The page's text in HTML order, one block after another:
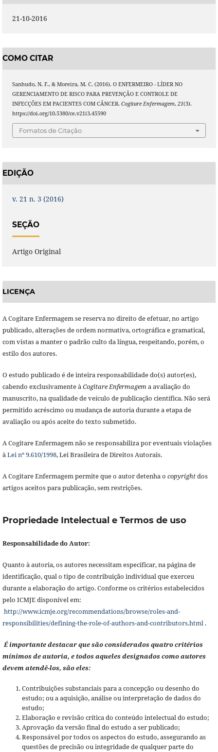
21-10-2016
COMO CITAR
Sanhudo, N. F., & Moreira, M. C. (2016). O ENFERMEIRO - LÍDER NO
GERENCIAMENTO DE RISCO PARA PREVENÇÃO E CONTROLE DE
INFECÇÕES EM PACIENTES COM CÂNCER. Cogitare Enfermagem, 21(3).
https://doi.org/10.5380/ce.v21i3.45590
Fomatos de Citação
EDIÇÃO
v. 21 n. 3 (2016)
SEÇÃO
Artigo Original
LICENÇA
A Cogitare Enfermagem se reserva no direito de efetuar, no artigo
publicado, alterações de ordem normativa, ortográfica e gramatical,
com vistas a manter o padrão culto da língua, respeitando, porém, o
estilo dos autores.
O estudo publicado é de inteira responsabilidade do(s) autor(es),
cabendo exclusivamente àCogitare Enfermagema avaliação do
manuscrito, na qualidade de veículo de publicação científica. Não será
permitido acréscimo ou mudança de autoria durante a etapa de
avaliação ou após aceite do texto submetido.
A Cogitare Enfermagem não se responsabiliza por eventuais violações
àLei nº 9.610/1998, Lei Brasileira de Direitos Autorais.
A Cogitare Enfermagem permite que o autor detenha o copyrightdos
artigos aceitos para publicação, sem restrições.
Propriedade Intelectual e Termos de uso
Responsabilidade do Autor:
Quanto à autoria, os autores necessitam especificar, na página de
identificação, qual o tipo de contribuição individual que exerceu
durante a elaboração do artigo. Conforme os critérios estabelecidos
pelo ICMJE disponível em:
http://www.icmje.org/recommendations/browse/roles-and-
responsibilities/defining-the-role-of-authors-and-contributors.html.
É importante destacar que são considerados quatro critérios
mínimos de autoria, e todos aqueles designados como autores
devem atendê-los, são eles:
Contribuições substanciais para a concepção ou desenho do
estudo; ou a aquisição, análise ou interpretação de dados do
estudo;
Elaboração e revisão crítica do conteúdo intelectual do estudo;
Aprovação da versão final do estudo a ser publicado;
Responsável por todos os aspectos do estudo, assegurando as
questões de precisão ou integridade de qualquer parte do